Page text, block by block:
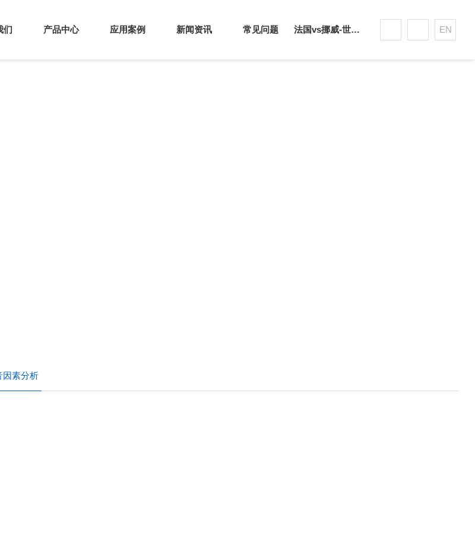
们 产品中心 应用案例 新闻资讯 常见问题 法国vs挪威-世界杯赛事平台 EN
因素分析